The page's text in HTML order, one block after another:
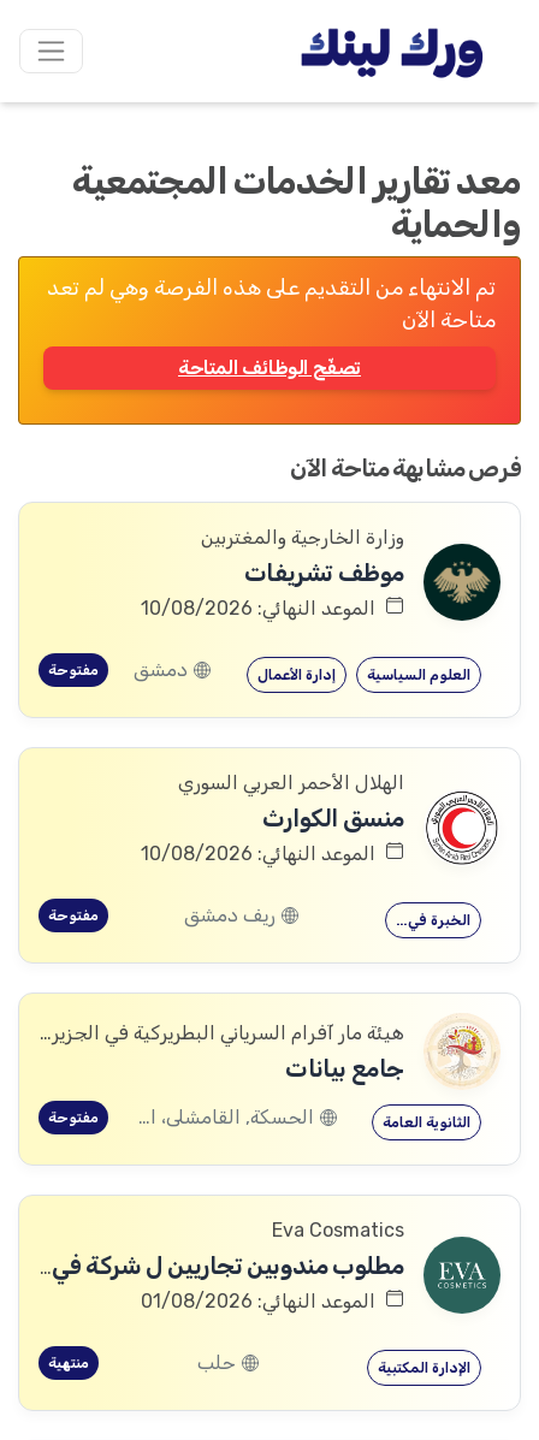
معد تقارير الخدمات المجتمعية
والحماية
تم الانتهاء من التقديم على هذه الفرصة وهي لم تعد
متاحة الآن
تصفّح الوظائف المتاحة
فرص مشابهة متاحة الآن
وزارة الخارجية والمغتربين
موظف تشريفات
الموعد النهائي: 10/08/2026
إدارة الأعمال العلوم السياسية دمشق مفتوحة
الهلال الأحمر العربي السوري
منسق الكوارث
الموعد النهائي: 10/08/2026
الخبرة في… ريف دمشق مفتوحة
هيئة مار آفرام السرياني البطريركية في الجزيرة والفرات
جامع بيانات
الثانوية العامة الحسكة, القامشلى، الحسكة, الكرامة، الرقة, اليعربية، المالكية، الحسكة, العريشة، الحسكة, الشدادي، الحسكة مفتوحة
Eva Cosmatics
مطلوب مندوبين تجاريين ل شركة في مجال المنتجات الطبية التجميلية
الموعد النهائي: 01/08/2026
الإدارة المكتبية حلب منتهية